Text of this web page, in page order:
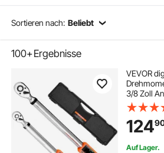
Sortieren nach: Beliebt
100+Ergebnisse
VEVOR
3/8 Zoll
präziser
LED-
124
Auf Lager.